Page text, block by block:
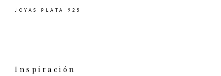
JOYAS PLATA 925
Inspiración